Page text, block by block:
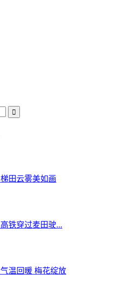

梯田云雾美如画
高铁穿过麦田驶...
气温回暖 梅花绽放